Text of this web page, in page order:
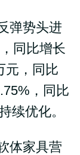
弹势头进
同比增长
元，同比
，同比
续优化。
体家具营